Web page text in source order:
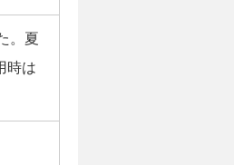
。夏
時は